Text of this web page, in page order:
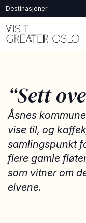
Destinasjoner
“Sett
Åsnes
vise til, og
samlingspunkt
flere gamle
som vitner om
elvene.